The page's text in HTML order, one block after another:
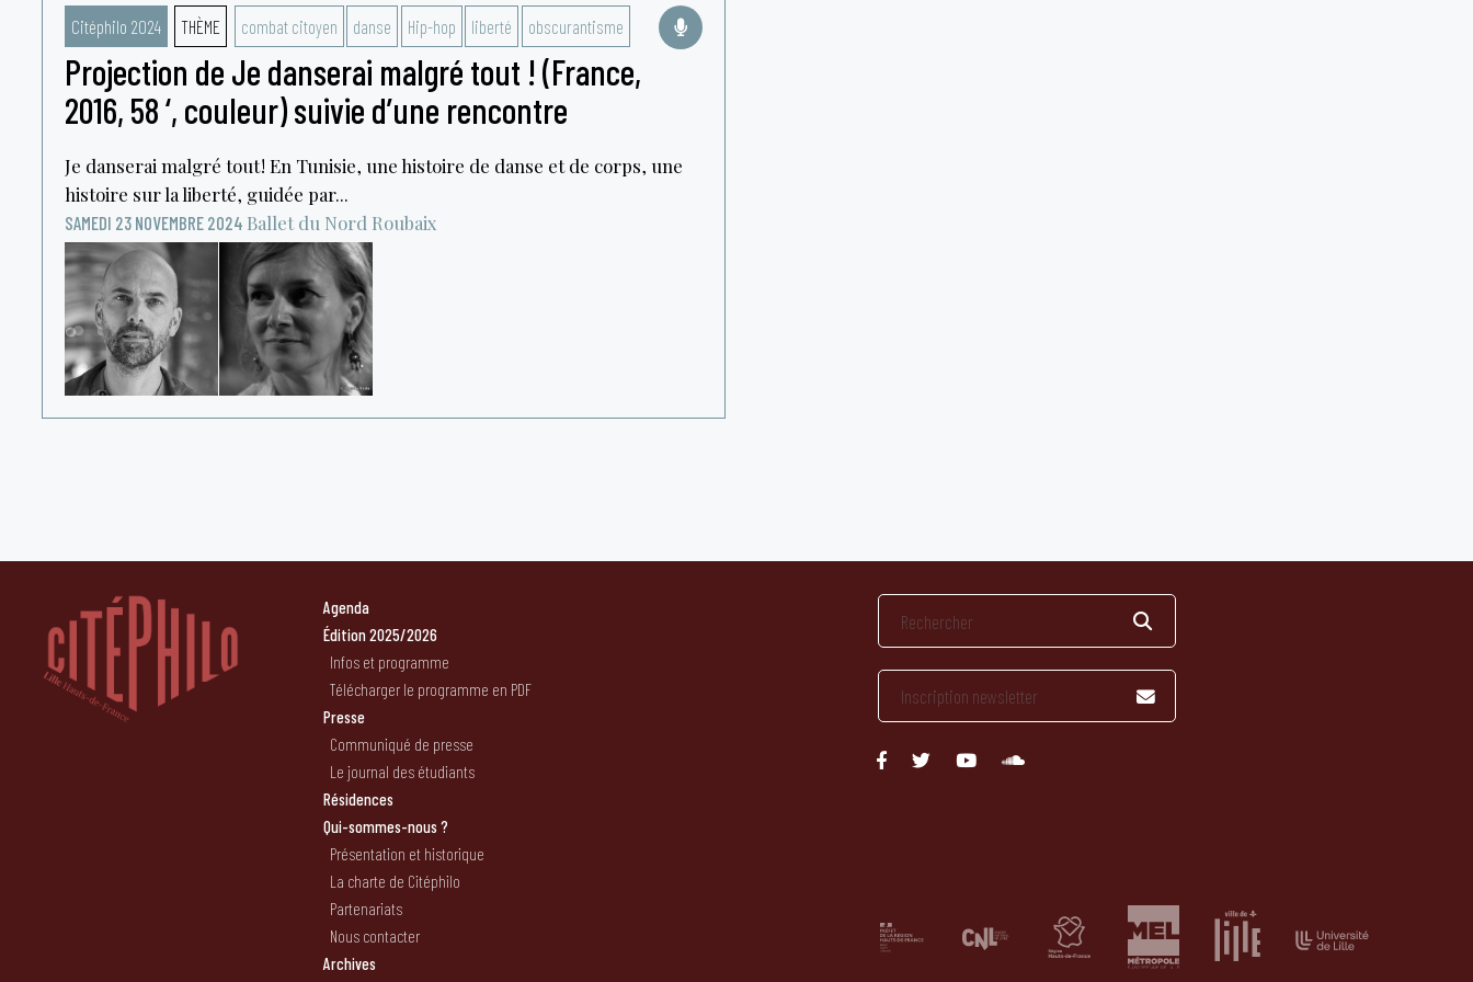
Citéphilo 2024 THÈME combat citoyen danse Hip-hop liberté obscurantisme
Projection de Je danserai malgré tout ! (France,
2016, 58 ‘, couleur) suivie d’une rencontre
Je danserai malgré tout ! En Tunisie, une histoire de danse et de corps, une
histoire sur la liberté, guidée par...
SAMEDI 23 NOVEMBRE 2024 Ballet du Nord Roubaix
Agenda
Édition 2025/2026
Infos et programme
Télécharger le programme en PDF
Presse
Communiqué de presse
Le journal des étudiants
Résidences
Qui-sommes-nous ?
Présentation et historique
La charte de Citéphilo
Partenariats
Nous contacter
Archives